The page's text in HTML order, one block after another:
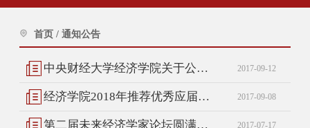
首页 / 通知公告
中央财经大学经济学院关于公布2018年优秀应届本科毕业生 免试攻读研究生推荐名单的通知 2017-09-12
经济学院2018年推荐优秀应届本科毕业生免试攻读研究生工作办法 2017-09-08
第二届未来经济学家论坛圆满落幕 2017-07-17